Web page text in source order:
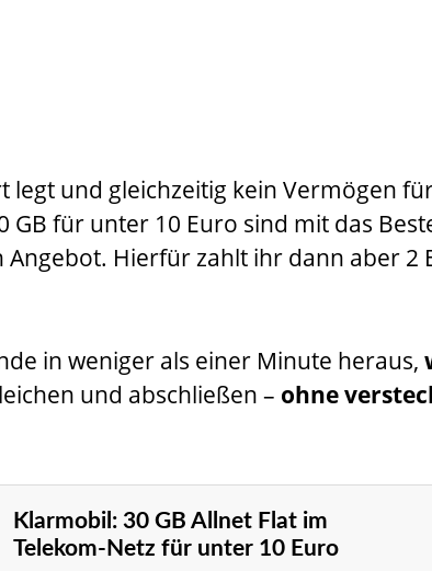
legt und gleichzeitig kein Vermögen
für unter 10 Euro sind mit das
Hierfür zahlt ihr dann aber 2
in weniger als einer Minute heraus,
und abschließen – ohne
Klarmobil: 30 GB Allnet Flat im
Telekom-Netz für unter 10 Euro